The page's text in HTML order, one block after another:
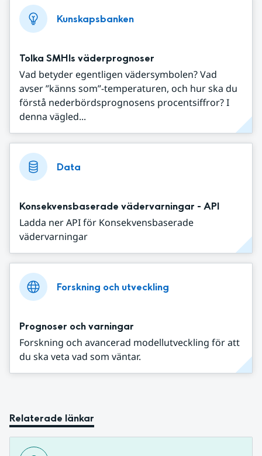
Kunskapsbanken
Tolka SMHIs väderprognoser
Vad betyder egentligen vädersymbolen? Vad
avser ”känns som”-temperaturen, och hur ska du
förstå nederbördsprognosens procentsiffror? I
denna vägled...
Data
Konsekvensbaserade vädervarningar - API
Ladda ner API för Konsekvensbaserade
vädervarningar
Forskning och utveckling
Prognoser och varningar
Forskning och avancerad modellutveckling för att
du ska veta vad som väntar.
Relaterade länkar